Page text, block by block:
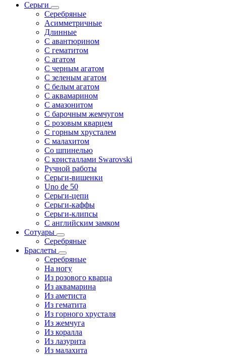
Серьги
Серебряные
Асимметричные
Длинные
С авантюрином
С гематитом
С агатом
С черным агатом
С зеленым агатом
С белым агатом
С аквамарином
С амазонитом
С барочным жемчугом
С розовым кварцем
С горным хрусталем
С малахитом
Со шпинелью
С кристаллами Swarovski
Ручной работы
Серьги-вишенки
Uno de 50
Серьги-цепи
Серьги-каффы
Серьги-клипсы
С английским замком
Сотуары
Серебряные
Браслеты
Серебряные
На ногу
Из розового кварца
Из аквамарина
Из аметиста
Из гематита
Из горного хрусталя
Из жемчуга
Из коралла
Из лазурита
Из малахита